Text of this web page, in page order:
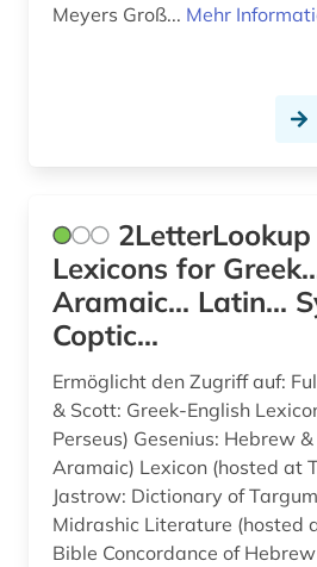
benediktinerabtei (1)
beschluss (1)
bestandsverzeichnis (1)
bezeichnung (1)
bibel (73)
bibel kunst koran (1)
bibel volltext (1)
Slowenien (1)
Suedosteuropa (2)
Tschechische Republik (3)
Tuerkei (2)
Ukraine (2)
Ungarn (4)
Vatikanstadt (3)
Meyers Groß... Mehr
2LetterLookup - Ancient
Lexicons for
Aramaic... Latin...
Coptic...
Ermöglicht den Zugriff auf: Full & Middle Liddell
& Scott: Greek-English
Perseus) Gesenius: Hebrew & Chaldee (ie
Aramaic) Lexicon (hosted at
Jastrow: Dictionary of
Midrashic Literature (hosted at TyndaleArchive)
Bible Concordance of